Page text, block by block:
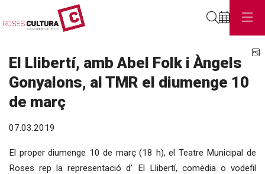
El Llibertí, amb Abel Folk i Àngels
Gonyalons, al TMR el diumenge 10
de març
07.03.2019
El proper diumenge 10 de març (18 h), el Teatre Municipal de
Roses rep la representació d’ El Llibertí, comèdia o vodefil